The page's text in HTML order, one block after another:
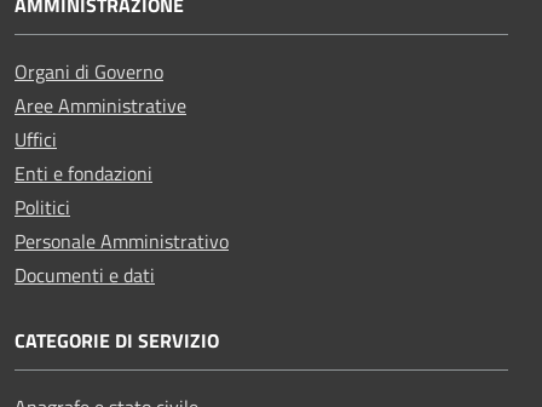
Organi di Governo
Aree Amministrative
Uffici
Enti e fondazioni
Politici
Personale Amministrativo
Documenti e dati
CATEGORIE DI SERVIZIO